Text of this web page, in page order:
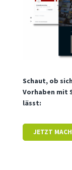
Schaut, ob
Vorhaben mit
lässt:
JETZT